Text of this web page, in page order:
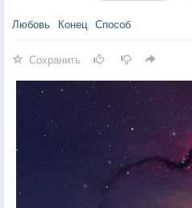
Любовь Конец Способ
Сохранить